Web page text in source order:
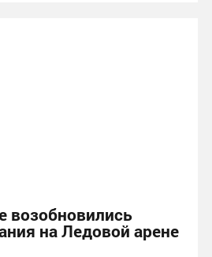
возобновились
на Ледовой арене